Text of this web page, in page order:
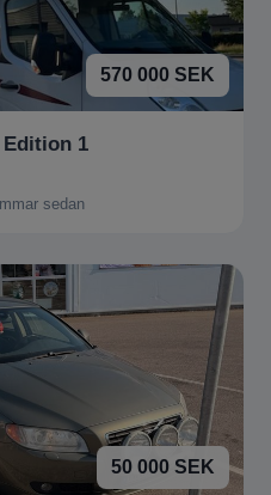
570 000 SEK
1
sedan
50 000 SEK